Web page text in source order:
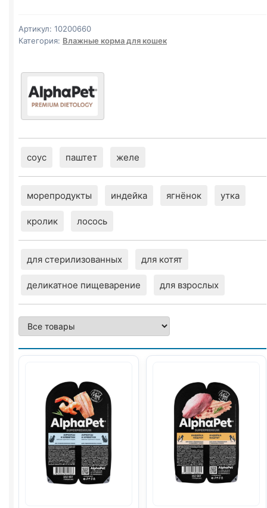
МАЛИНА)
80г
Артикул: 10200660
Категория: Влажные корма для кошек
соус паштет желе
морепродукты индейка ягнёнок утка
кролик лосось
для стерилизованных для котят
деликатное пищеварение для взрослых